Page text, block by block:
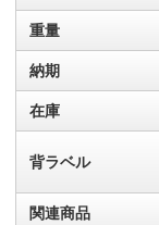
重量
納期
在庫
背ラベル
関連商品